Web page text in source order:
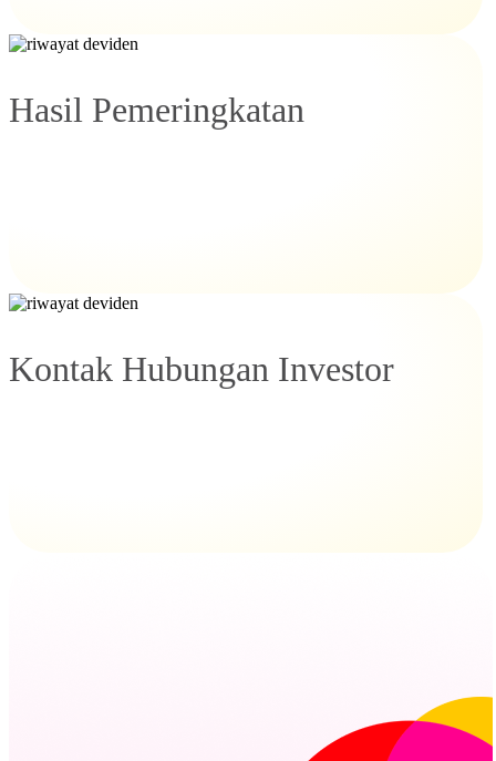
Hasil Pemeringkatan
Kontak Hubungan Investor